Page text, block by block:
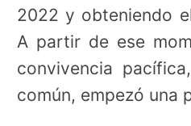
2022 y obteniendo
A partir de ese
convivencia
común, empezó una